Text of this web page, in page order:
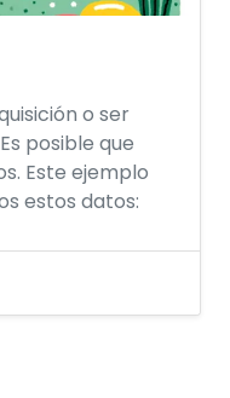
o ser
posible que
Este ejemplo
estos datos: